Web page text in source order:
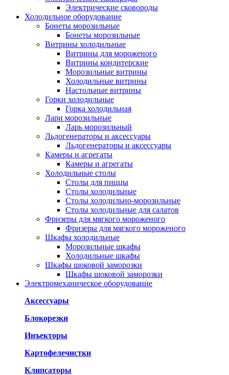
Электрические сковороды
Холодильное оборудование
Бонеты морозильные
Бонеты морозильные
Витрины холодильные
Витрины для мороженого
Витрины кондитерские
Морозильные витрины
Холодильные витрины
Настольные витрины
Горки холодильные
Горка холодильная
Лари морозильные
Ларь морозильный
Льдогенераторы и аксессуары
Льдогенераторы и аксессуары
Камеры и агрегаты
Камеры и агрегаты
Холодильные столы
Столы для пиццы
Столы холодильные
Столы холодильно-морозильные
Столы холодильные для салатов
Фризеры для мягкого мороженого
Фризеры для мягкого мороженого
Шкафы холодильные
Mорозильные шкафы
Холодильные шкафы
Шкафы шоковой заморозки
Шкафы шоковой заморозки
Электромеханическое оборудование
Аксессуары
Блокорезки
Инъекторы
Картофелечистки
Клипсаторы